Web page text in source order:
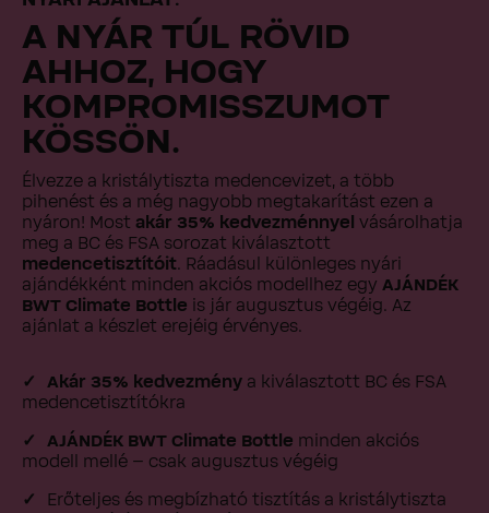
A NYÁR TÚL RÖVID
AHHOZ, HOGY
KOMPROMISSZUMOT
KÖSSÖN.
Élvezze a kristálytiszta medencevizet, a több
pihenést és a még nagyobb megtakarítást ezen a
nyáron! Most akár 35% kedvezménnyel vásárolhatja
meg a BC és FSA sorozat kiválasztott
medencetisztítóit. Ráadásul különleges nyári
ajándékként minden akciós modellhez egy AJÁNDÉK
BWT Climate Bottle is jár augusztus végéig. Az
ajánlat a készlet erejéig érvényes.
Akár 35% kedvezmény a kiválasztott BC és FSA
medencetisztítókra
AJÁNDÉK BWT Climate Bottle minden akciós
modell mellé – csak augusztus végéig
Erőteljes és megbízható tisztítás a kristálytiszta